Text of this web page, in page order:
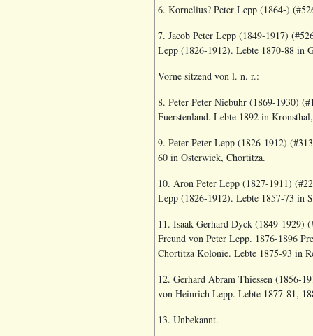
6. Kornelius? Peter Lepp (1864-)
7. Jacob Peter Lepp (1849-1917)
Lepp (1826-1912). Lebte 1870-88 in
Vorne sitzend von l. n. r.:
8. Peter Peter Niebuhr (1869-1930)
Fuerstenland. Lebte 1892 in
9. Peter Peter Lepp (1826-1912)
60 in Osterwick, Chortitza.
10. Aron Peter Lepp (1827-1911)
Lepp (1826-1912). Lebte 1857-73 in
11. Isaak Gerhard Dyck (1849-1929)
Freund von Peter Lepp. 1876-1896
Chortitza Kolonie. Lebte 1875-93 in
12. Gerhard Abram Thiessen (1856-
von Heinrich Lepp. Lebte 1877-81,
13. Unbekannt.